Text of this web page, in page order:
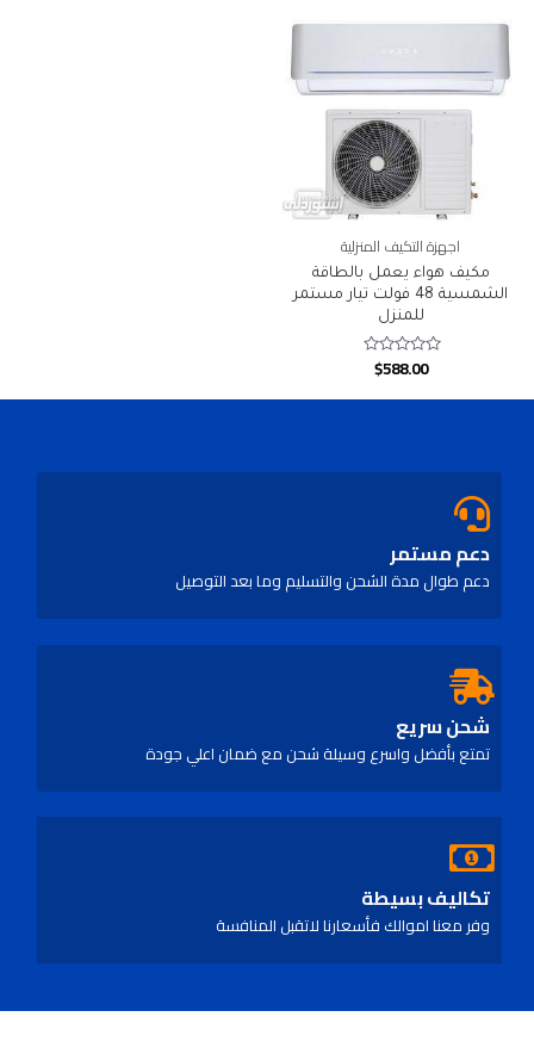
اجهزة التكيف المنزلية
مكيف هواء يعمل بالطاقة
الشمسية 48 فولت تيار مستمر
للمنزل
Rated
$588.00
دعم مستمر
دعم طوال مدة الشحن والتسليم وما بعد التوصيل
شحن سريع
تمتع بأفضل واسرع وسيلة شحن مع ضمان اعلي جودة
تكاليف بسيطة
وفر معنا اموالك فأسعارنا لاتقبل المنافسة